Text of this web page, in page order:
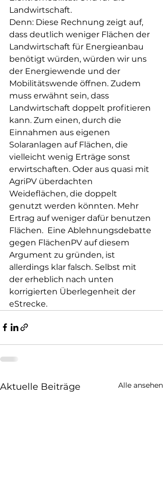
Landwirtschaft.
Denn: Diese Rechnung zeigt auf,
dass deutlich weniger Flächen der
Landwirtschaft für Energieanbau
benötigt würden, würden wir uns
der Energiewende und der
Mobilitätswende öffnen. Zudem
muss erwähnt sein, dass
Landwirtschaft doppelt profitieren
kann. Zum einen, durch die
Einnahmen aus eigenen
Solaranlagen auf Flächen, die
vielleicht wenig Erträge sonst
erwirtschaften. Oder aus quasi mit
AgriPV überdachten
Weideflächen, die doppelt
genutzt werden könnten. Mehr
Ertrag auf weniger dafür benutzen
Flächen.  Eine Ablehnungsdebatte
gegen FlächenPV auf diesem
Argument zu gründen, ist
allerdings klar falsch. Selbst mit
der erheblich nach unten
korrigierten Überlegenheit der
eStrecke.
Aktuelle Beiträge Alle ansehen